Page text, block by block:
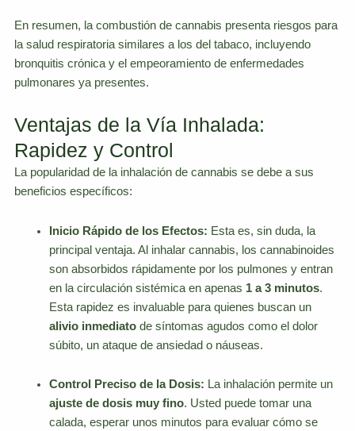
En resumen, la combustión de cannabis presenta riesgos para
la salud respiratoria similares a los del tabaco, incluyendo
bronquitis crónica y el empeoramiento de enfermedades
pulmonares ya presentes.
Ventajas de la Vía Inhalada:
Rapidez y Control
La popularidad de la inhalación de cannabis se debe a sus
beneficios específicos:
Inicio Rápido de los Efectos: Esta es, sin duda, la
principal ventaja. Al inhalar cannabis, los cannabinoides
son absorbidos rápidamente por los pulmones y entran
en la circulación sistémica en apenas 1 a 3 minutos.
Esta rapidez es invaluable para quienes buscan un
alivio inmediatode síntomas agudos como el dolor
súbito, un ataque de ansiedad o náuseas.
Control Preciso de la Dosis: La inhalación permite un
ajuste de dosis muy fino. Usted puede tomar una
calada, esperar unos minutos para evaluar cómo se